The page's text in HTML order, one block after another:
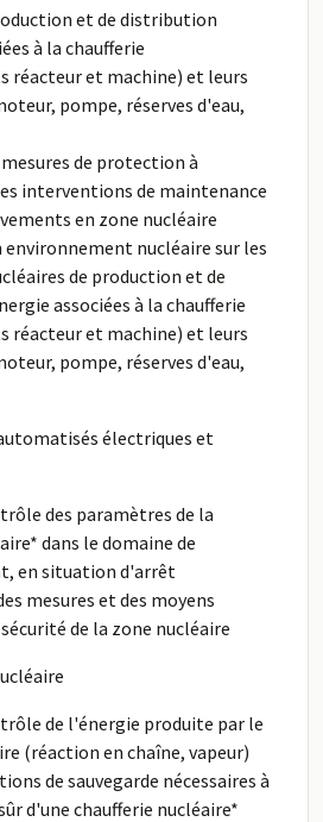
et de distribution
à la chaufferie
réacteur et machine) et leurs
pompe, réserves d'eau,
de protection à
interventions de maintenance
en zone nucléaire
environnement nucléaire sur les
de production et de
associées à la chaufferie
réacteur et machine) et leurs
pompe, réserves d'eau,
électriques et
des paramètres de la
dans le domaine de
en situation d'arrêt
mesures et des moyens
de la zone nucléaire
de l'énergie produite par le
(réaction en chaîne, vapeur)
de sauvegarde nécessaires à
d'une chaufferie nucléaire*